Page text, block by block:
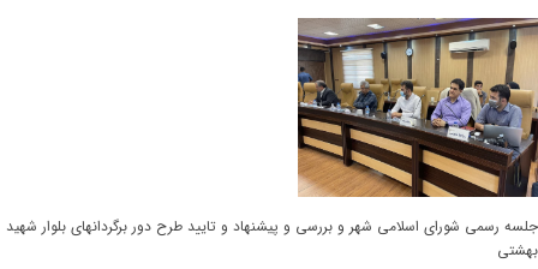
جلسه رسمی شورای اسلامی شهر و بررسی و پیشنهاد و تایید طرح دور برگردانهای بلوار شهید
بهشتی